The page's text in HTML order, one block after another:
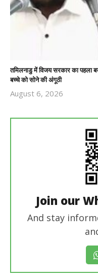
तमिलनाडु में विजय सरकार का पहला
बच्चे को सोने की अंगूठी
August 6, 2026
Join our
And stay